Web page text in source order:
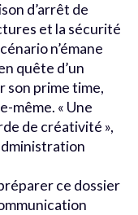
d’arrêt de
et la sécurité
n’émane
quête d’un
son prime time,
même. « Une
de créativité »,
ce dossier